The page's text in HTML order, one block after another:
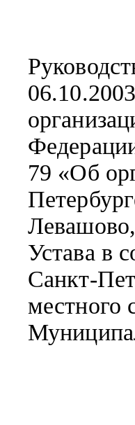
79 «Об
Устава в
Санкт-
местного